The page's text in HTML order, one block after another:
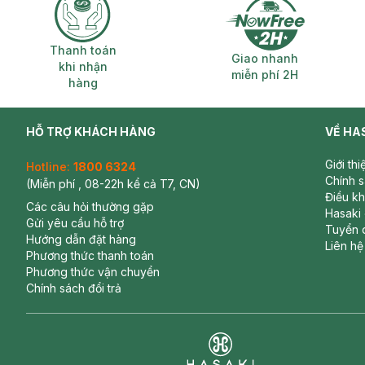
Thanh toán khi nhận hàng
Thanh toán
khi nhận
hàng
Giao nhanh
Giao nhanh
miễn phí 2H
HỖ TRỢ KHÁCH HÀNG
Hotline: 1800 6324
(Miễn phí , 08-22h kể cả T7, CN)
Các câu hỏi thường gặp
Gửi yêu cầu hỗ trợ
Hướng dẫn đặt hàng
Phương thức thanh toán
Phương thức vận chuyển
Chính sách đổi trả
VỀ
Giới
Chính
Điều
Hasaki
Tuyển
Liên hệ